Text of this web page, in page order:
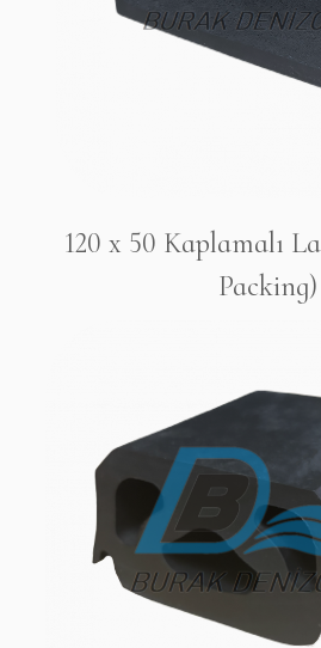
120 x 50 Kaplamalı
Packing)